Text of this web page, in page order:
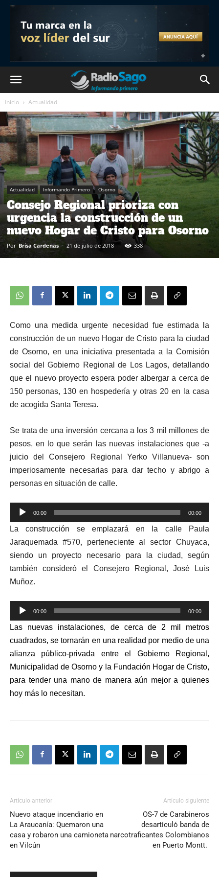
Inicio Actualidad
Actualidad Informando Primero Osorno
Consejo Regional prioriza con
urgencia la construcción de un
nuevo Hogar de Cristo para Osorno
Por Brisa Cardenas - 21 de julio de 2018 338
Como una medida urgente necesidad fue estimada la
construcción de un nuevo Hogar de Cristo para la ciudad
de Osorno, en una iniciativa presentada a la Comisión
social del Gobierno Regional de Los Lagos, detallando
que el nuevo proyecto espera poder albergar a cerca de
150 personas, 130 en hospedería y otras 20 en la casa
de acogida Santa Teresa.
Se trata de una inversión cercana a los 3 mil millones de
pesos, en lo que serán las nuevas instalaciones que -a
juicio del Consejero Regional Yerko Villanueva- son
imperiosamente necesarias para dar techo y abrigo a
personas en situación de calle.
Reproductor
de
audio
00:00 00:00
La construcción se emplazará en la calle Paula
Jaraquemada #570, perteneciente al sector Chuyaca,
siendo un proyecto necesario para la ciudad, según
también consideró el Consejero Regional, José Luis
Muñoz.
Reproductor
de
audio
00:00 00:00
Las nuevas instalaciones, de cerca de 2 mil metros
cuadrados, se tornarán en una realidad por medio de una
alianza público-privada entre el Gobierno Regional,
Municipalidad de Osorno y la Fundación Hogar de Cristo,
para tender una mano de manera aún mejor a quienes
hoy más lo necesitan.
Artículo anterior
Nuevo ataque incendiario en
La Araucanía: Quemaron una
casa y robaron una camioneta
en Vilcún
Artículo siguiente
OS-7 de Carabineros
desarticuló banda de
narcotraficantes Colombianos
en Puerto Montt.